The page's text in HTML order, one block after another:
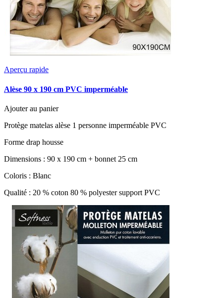
Aperçu rapide
Alèse 90 x 190 cm PVC imperméable
Ajouter au panier
Protège matelas alèse 1 personne imperméable PVC
Forme drap housse
Dimensions : 90 x 190 cm + bonnet 25 cm
Coloris : Blanc
Qualité : 20 % coton 80 % polyester support PVC